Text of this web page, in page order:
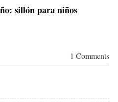
sillón para niños
1 Comments